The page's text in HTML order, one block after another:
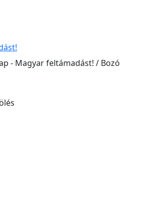
- Magyar feltámadást! / Bozó